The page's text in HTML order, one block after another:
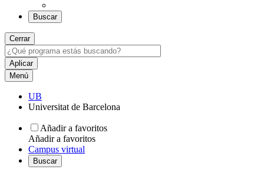
Buscar
Cerrar
Menú
UB
Universitat de Barcelona
Añadir a favoritos
Añadir a favoritos
Campus virtual
Buscar